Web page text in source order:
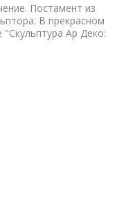
Постамент из
В прекрасном
"Скульптура Ар Деко: